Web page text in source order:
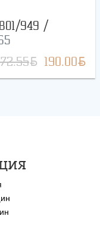
949 /
BYN 190.00BYN